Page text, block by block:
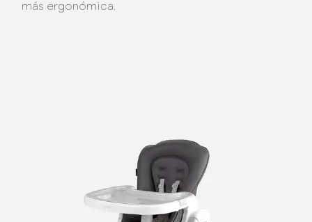
más ergonómica.